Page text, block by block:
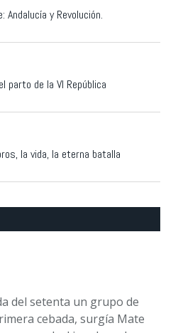
Andalucía y Revolución.
parto de la VI República
la vida, la eterna batalla
del setenta un grupo de
cebada, surgía Mate